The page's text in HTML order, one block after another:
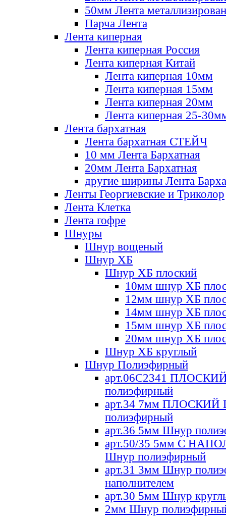
50мм Лента
Парча Лента
Лента киперная
Лента киперная Россия
Лента киперная Китай
Лента киперная 10мм
Лента киперная 15мм
Лента киперная 20мм
Лента киперная 25-
Лента бархатная
Лента бархатная СТЕЙЧ
10 мм Лента Бархатная
20мм Лента Бархатная
другие ширины Лента
Ленты Георгиевские и Триколор
Лента Клетка
Лента гофре
Шнуры
Шнур вощеный
Шнур ХБ
Шнур ХБ плоский
10мм шнур ХБ
12мм шнур ХБ
14мм шнур ХБ
15мм шнур ХБ
20мм шнур ХБ
Шнур ХБ круглый
Шнур Полиэфирный
арт.06С2341
полиэфирный
арт.34 7мм ПЛОСКИЙ
полиэфирный
арт.36 5мм Шнур
арт.50/35 5мм С
Шнур полиэфирный
арт.31 3мм Шнур
наполнителем
арт.30 5мм Шнур
2мм Шнур